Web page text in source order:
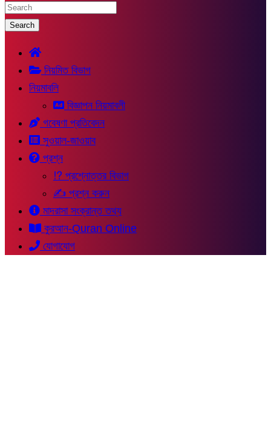
Search
নিয়মিত বিভাগ
নিয়মাবলি
বিজ্ঞাপন নিয়মাবলী
গবেষণা প্রতিবেদন
সুওয়াল-জাওয়াব
প্রশ্ন
⁉ প্রশ্নোত্তর বিভাগ
✍ প্রশ্ন করুন
মাদরাসা সংক্রান্ত তথ্য
কুরআন-Quran Online
যোগাযোগ